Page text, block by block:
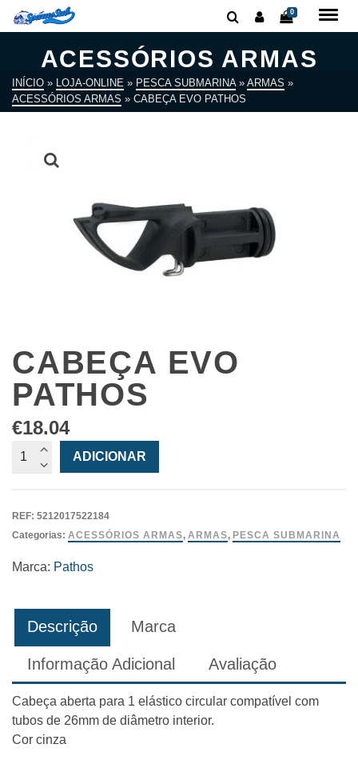
0
ACESSÓRIOS ARMAS
INÍCIO » LOJA-ONLINE » PESCA SUBMARINA » ARMAS »
ACESSÓRIOS ARMAS » CABEÇA EVO PATHOS
CABEÇA EVO
PATHOS
€18.04
Quantidade
ADICIONAR
REF: 5212017522184
Categorias: ACESSÓRIOS ARMAS, ARMAS, PESCA SUBMARINA
Marca: Pathos
Descrição Marca
Informação Adicional Avaliação
Cabeça aberta para 1 elástico circular compatível com
tubos de 26mm de diâmetro interior.
Cor cinza